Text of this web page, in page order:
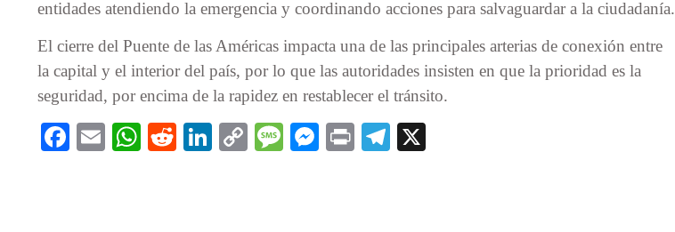
entidades atendiendo la emergencia y coordinando acciones para salvaguardar a la ciudadanía.
El cierre del Puente de las Américas impacta una de las principales arterias de conexión entre
la capital y el interior del país, por lo que las autoridades insisten en que la prioridad es la
seguridad, por encima de la rapidez en restablecer el tránsito.
Facebook
EmailWhatsApp
RedditLinkedIn
CopyMessage
Messenger
PrintTelegram